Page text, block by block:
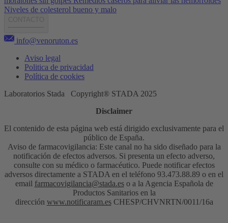
Niveles de colesterol bueno y malo
info@venoruton.es
Aviso legal
Politica de privacidad
Política de cookies
Laboratorios Stada Copyright® STADA 2025
Disclaimer
El contenido de esta página web está dirigido exclusivamente para el
público de España.
Aviso de farmacovigilancia: Este canal no ha sido diseñado para la
notificación de efectos adversos. Si presenta un efecto adverso,
consulte con su médico o farmacéutico. Puede notificar efectos
adversos directamente a STADA en el teléfono 93.473.88.89 o en el
email farmacovigilancia@stada.eso a la Agencia Española de
Productos Sanitarios en la
dirección www.notificaram.esCHESP/CHVNRTN/0011/16a